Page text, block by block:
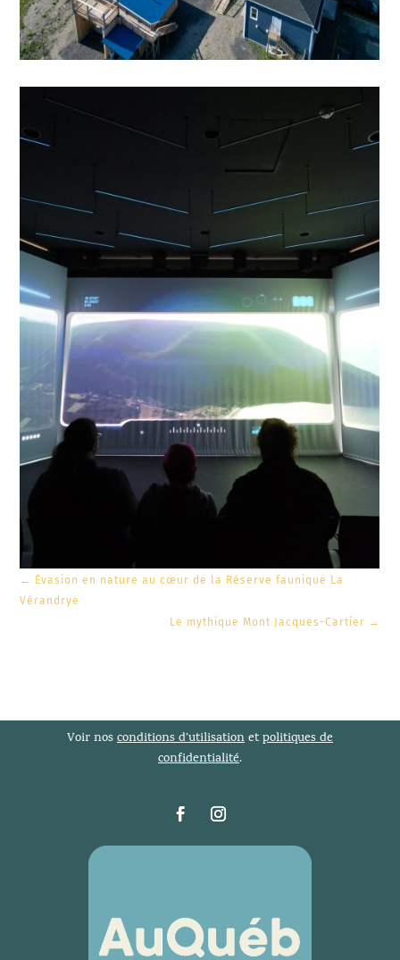
← Évasion en nature au cœur de la Réserve faunique La
Vérandrye
Le mythique Mont Jacques-Cartier →
Voir nosconditions d’utilisationetpolitiques de
confidentialité.